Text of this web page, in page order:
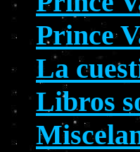
Prince
La
Libros